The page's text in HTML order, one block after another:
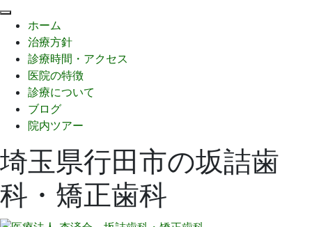
ホーム
治療方針
診療時間・アクセス
医院の特徴
診療について
ブログ
院内ツアー
埼玉県行田市の坂詰歯
科・矯正歯科